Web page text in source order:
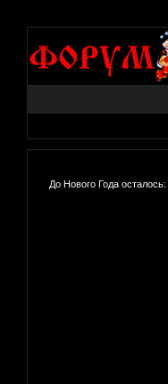
До Нового Года осталось: